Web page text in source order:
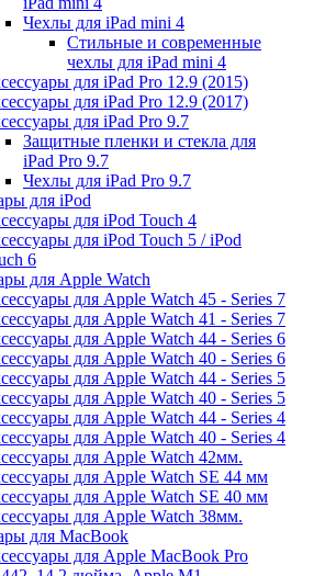
Чехлы для iPad mini 4
Стильные и современные
чехлы для iPad mini 4
для iPad Pro 12.9 (2015)
для iPad Pro 12.9 (2017)
для iPad Pro 9.7
Защитные пленки и стекла для
iPad Pro 9.7
Чехлы для iPad Pro 9.7
для iPod
для iPod Touch 4
для iPod Touch 5 / iPod
6
для Apple Watch
для Apple Watch 45 - Series 7
для Apple Watch 41 - Series 7
для Apple Watch 44 - Series 6
для Apple Watch 40 - Series 6
для Apple Watch 44 - Series 5
для Apple Watch 40 - Series 5
для Apple Watch 44 - Series 4
для Apple Watch 40 - Series 4
для Apple Watch 42мм.
для Apple Watch SE 44 мм
для Apple Watch SE 40 мм
для Apple Watch 38мм.
для MacBook
для Apple MacBook Pro